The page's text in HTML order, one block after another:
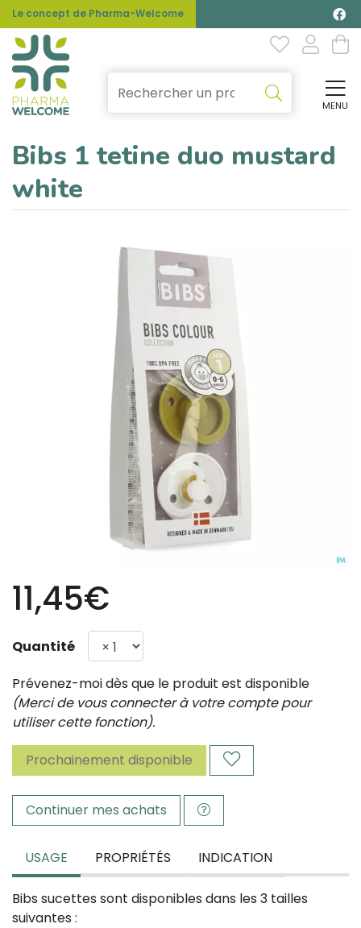
Le concept de Pharma-Welcome
MENU
Bibs 1 tetine duo mustard
white
11,45€
Quantité
Prévenez-moi dès que le produit est disponible
(Merci de vous connecter à votre compte pour
utiliser cette fonction).
Prochainement disponible
Continuer mes achats
USAGE PROPRIÉTÉS INDICATION
Bibs sucettes sont disponibles dans les 3 tailles
suivantes :